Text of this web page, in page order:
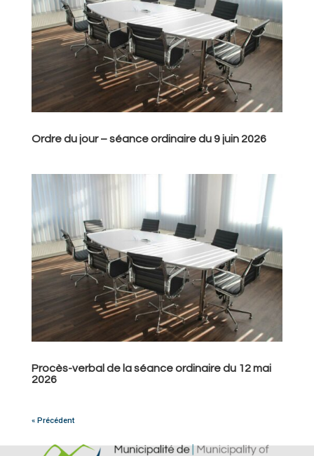
Ordre du jour – séance ordinaire du 9 juin 2026
Procès-verbal de la séance ordinaire du 12 mai
2026
« Précédent